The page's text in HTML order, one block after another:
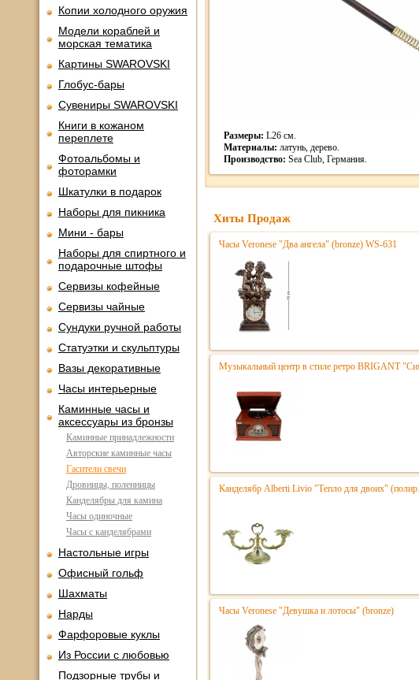
Копии холодного оружия
Модели кораблей и
морская тематика
Картины SWAROVSKI
Глобус-бары
Сувениры SWAROVSKI
Книги в кожаном
переплете
Фотоальбомы и
фоторамки
Шкатулки в подарок
Наборы для пикника
Мини - бары
Наборы для спиртного и
подарочные штофы
Сервизы кофейные
Сервизы чайные
Сундуки ручной работы
Статуэтки и скульптуры
Вазы декоративные
Часы интерьерные
Каминные часы и
аксессуары из бронзы
Каминные принадлежности
Авторские каминные часы
Гасители свечи
Дровницы, поленницы
Канделябры для камина
Часы одиночные
Часы с канделябрами
Настольные игры
Офисный гольф
Шахматы
Нарды
Фарфоровые куклы
Из России с любовью
Подзорные трубы и
Размеры: L26 см.
Материалы: латунь, дерево.
Производство: Sea Club, Германия.
Хиты Продаж
Часы Veronese "Два ангела" (bronze) WS-631
Музыкальный центр в стиле ретро BRIGANT
Канделябр Alberti Livio "Тепло для двоих"
Часы Veronese "Девушка и лотосы" (bronze)